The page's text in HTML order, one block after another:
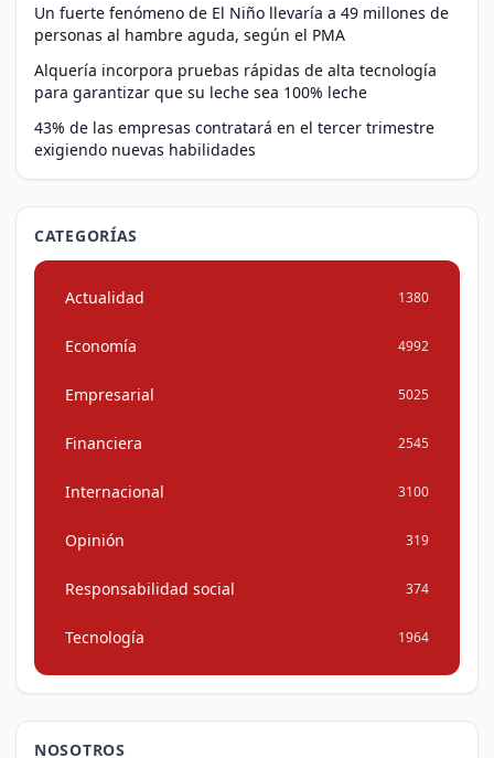
Un fuerte fenómeno de El Niño llevaría a 49 millones de
personas al hambre aguda, según el PMA
Alquería incorpora pruebas rápidas de alta tecnología
para garantizar que su leche sea 100% leche
43% de las empresas contratará en el tercer trimestre
exigiendo nuevas habilidades
CATEGORÍAS
Actualidad 1380
Economía 4992
Empresarial 5025
Financiera 2545
Internacional 3100
Opinión 319
Responsabilidad social 374
Tecnología 1964
NOSOTROS